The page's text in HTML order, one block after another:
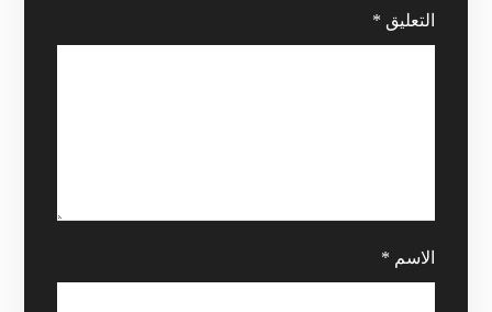
التعليق *
الاسم *